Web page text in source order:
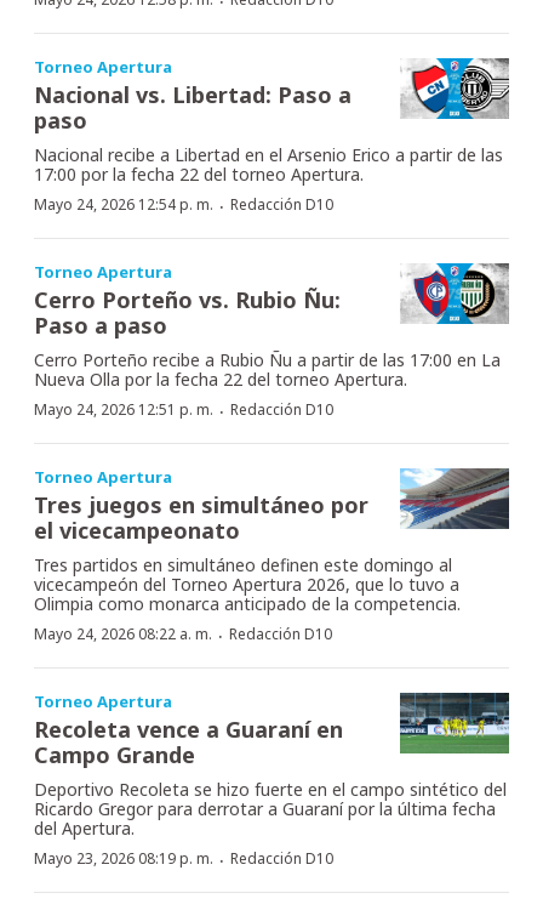
Torneo Apertura
Nacional vs. Libertad: Paso a
paso
Nacional recibe a Libertad en el Arsenio Erico a partir de las
17:00 por la fecha 22 del torneo Apertura.
Mayo 24, 2026 12:54 p. m. · Redacción D10
Torneo Apertura
Cerro Porteño vs. Rubio Ñu:
Paso a paso
Cerro Porteño recibe a Rubio Ñu a partir de las 17:00 en La
Nueva Olla por la fecha 22 del torneo Apertura.
Mayo 24, 2026 12:51 p. m. · Redacción D10
Torneo Apertura
Tres juegos en simultáneo por
el vicecampeonato
Tres partidos en simultáneo definen este domingo al
vicecampeón del Torneo Apertura 2026, que lo tuvo a
Olimpia como monarca anticipado de la competencia.
Mayo 24, 2026 08:22 a. m. · Redacción D10
Torneo Apertura
Recoleta vence a Guaraní en
Campo Grande
Deportivo Recoleta se hizo fuerte en el campo sintético del
Ricardo Gregor para derrotar a Guaraní por la última fecha
del Apertura.
Mayo 23, 2026 08:19 p. m. · Redacción D10